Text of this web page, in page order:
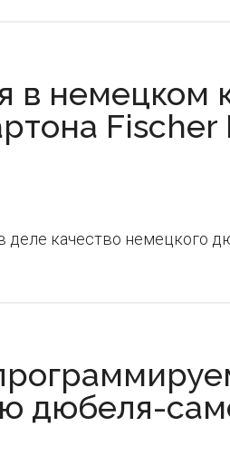
в немецком
Fischer
качество немецкого
дюбеля-